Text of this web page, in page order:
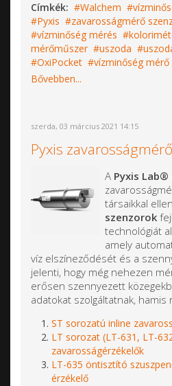
Címkék: Walchem
Pyxis
zavarosságmérő
vízminőség mérés
mérőműszer
uszoda
OxiPocket
vízminőség mérő
Bővebben...
szerda, 03 március 2021 14:15
Pyxis
A Pyxis Lab®
társaikkal
szenzorok
technológiát
amely
víz elszíneződését és a
jelenti, hogy még nehezen
erősen szennyezett
adatokat szolgáltatnak, hamis
ST sorozatú inline
LT sorozat (LT-631, LT-
zavarosságérzékelők
LT-635 öntisztító
érzékelő